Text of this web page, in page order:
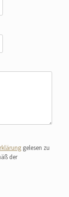
gelesen zu
der